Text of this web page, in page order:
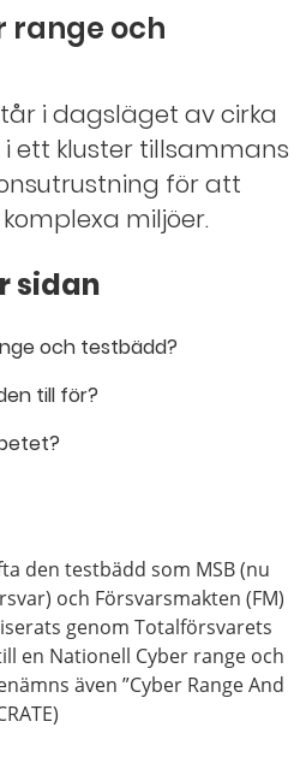
range och
i dagsläget av cirka
ett kluster tillsammans
för att
miljöer.
sidan
och testbädd?
till för?
den testbädd som MSB (nu
och Försvarsmakten (FM)
genom Totalförsvarets
en Nationell Cyber range och
även ”Cyber Range And